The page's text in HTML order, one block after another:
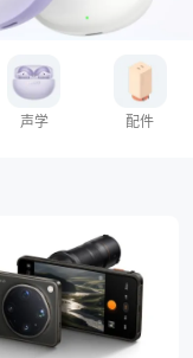
声学 配件